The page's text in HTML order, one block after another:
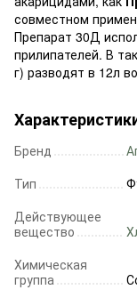
совместном
Препарат 30Д
прилипателей. В
г) разводят в 12л
Бренд
Тип
Действующее
вещество
Химическая
группа